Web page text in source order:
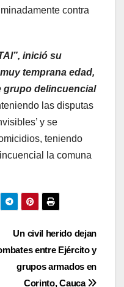
contra
inició su
temprana edad,
grupo delincuencial
las disputas
y se
teniendo
la comuna
Un civil herido dejan
entre Ejército y
grupos armados en
Corinto, Cauca